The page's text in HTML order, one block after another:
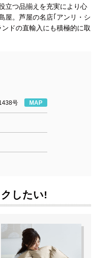
立つ品揃えを充実により心
屋。芦屋の名店｢アンリ・シ
ドの直輸入にも積極的に取
号 MAP
したい!